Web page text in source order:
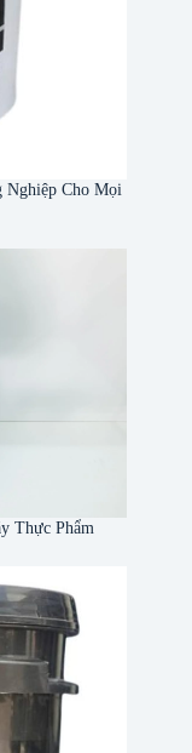
Nghiệp Cho Mọi
Thực Phẩm